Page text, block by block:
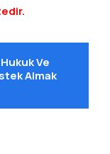
Ve
Almak